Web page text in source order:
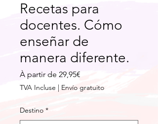
Recetas para
docentes. Cómo
enseñar de
manera diferente.
À partir de 29,95€
promotionnel
TVA Incluse | Envío gratuito
Destino *